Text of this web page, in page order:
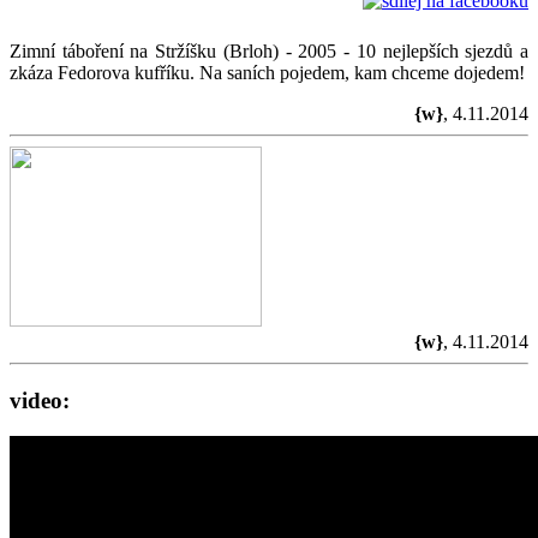
Zimní táboření na Stržíšku (Brloh) - 2005 - 10 nejlepších sjezdů a
zkáza Fedorova kufříku. Na saních pojedem, kam chceme dojedem!
{w}, 4.11.2014
{w}, 4.11.2014
video: